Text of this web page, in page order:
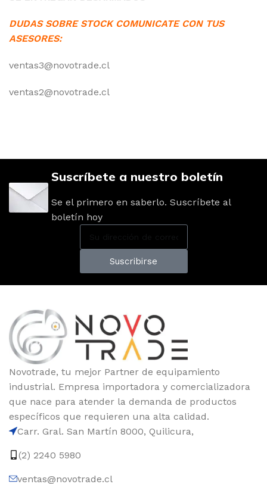
DUDAS SOBRE STOCK COMUNICATE CON TUS
ASESORES:
ventas3@novotrade.cl
ventas2@novotrade.cl
Suscríbete a nuestro boletín
Se el primero en saberlo. Suscríbete al
boletín hoy
Suscribirse
Novotrade, tu mejor Partner de equipamiento
industrial. Empresa importadora y comercializadora
que nace para atender la demanda de productos
específicos que requieren una alta calidad.
Carr. Gral. San Martín 8000, Quilicura,
(2) 2240 5980
ventas@novotrade.cl